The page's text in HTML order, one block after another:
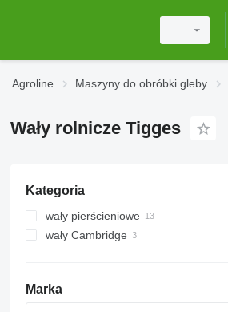
Agroline Maszyny do obróbki gleby
Wały rolnicze Tigges
Kategoria
wały pierścieniowe
wały Cambridge
Marka